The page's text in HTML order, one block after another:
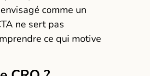
comme un
ne sert pas
ce qui motive